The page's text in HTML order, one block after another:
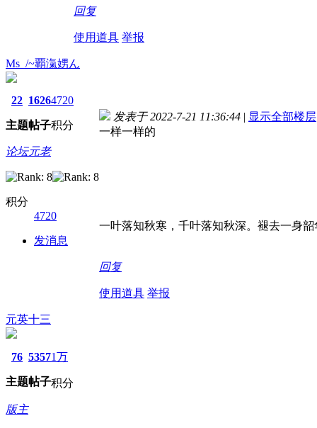
回复
使用道具 举报
Ms_/~覇滊娚ん
22
主题
1626
帖子
4720
积分
论坛元老
积分
4720
发消息
发表于 2022-7-21 11:36:44 | 显示全部楼层
一样一样的
一叶落知秋寒，千叶落知秋深。褪去一身
回复
使用道具 举报
元英十三
76
主题
5357
帖子
1万
积分
版主